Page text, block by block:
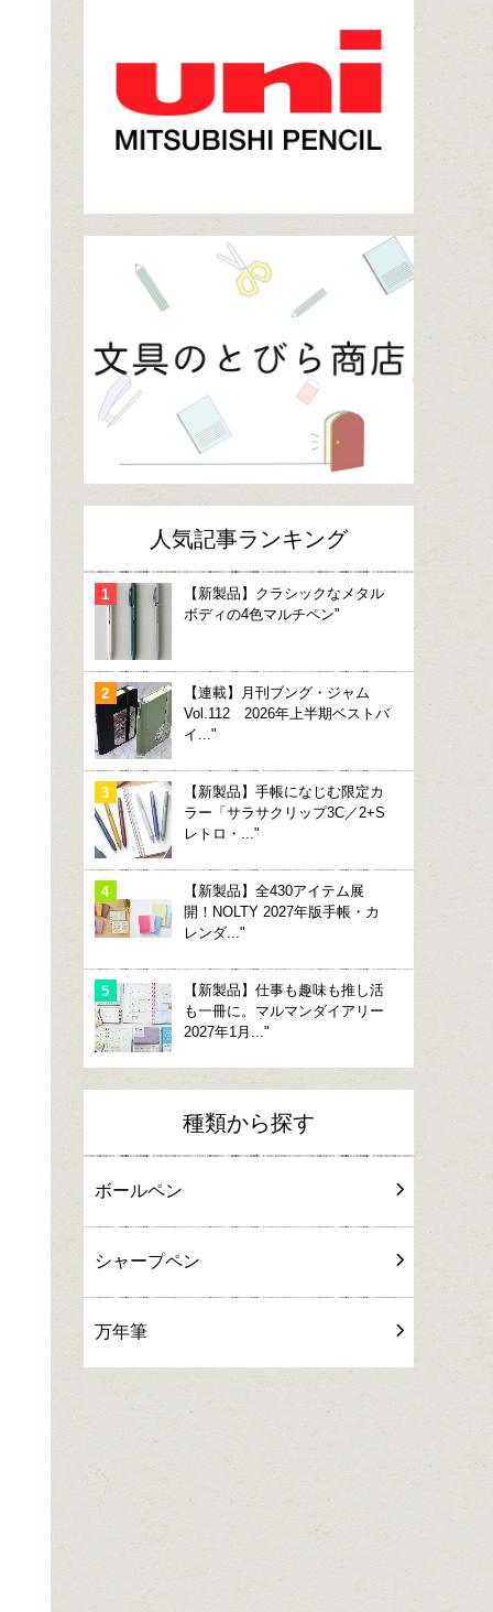
人気記事ランキング
【新製品】クラシックなメタル
ボディの4色マルチペン"
【連載】月刊ブング・ジャム
Vol.112 2026年上半期ベストバ
イ..."
【新製品】手帳になじむ限定カ
ラー「サラサクリップ3C／2+S
レトロ・..."
【新製品】全430アイテム展
開！NOLTY 2027年版手帳・カ
レンダ..."
【新製品】仕事も趣味も推し活
も一冊に。マルマンダイアリー
2027年1月..."
種類から探す
ボールペン
シャープペン
万年筆